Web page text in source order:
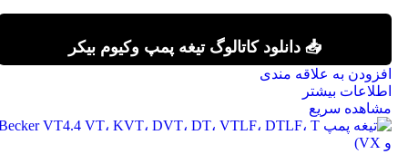
📥 دانلود کاتالوگ تیغه پمپ وکیوم بیکر
افزودن به علاقه مندی
اطلاعات بیشتر
مشاهده سریع